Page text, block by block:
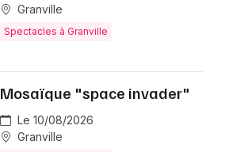
Granville
Spectacles à Granville
Mosaïque "space invader"
Le 10/08/2026
Granville